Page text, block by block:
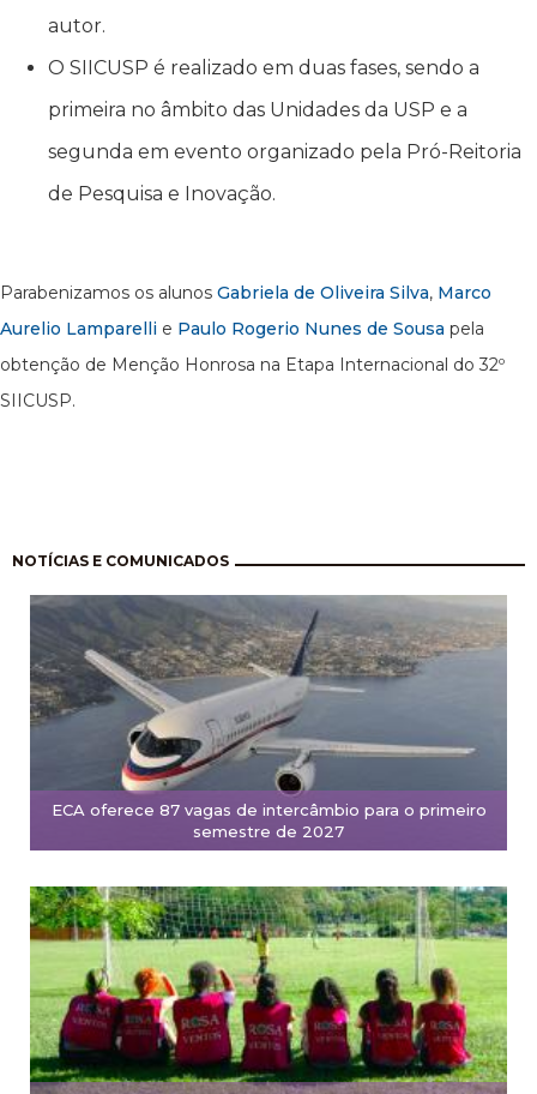
autor.
O SIICUSP é realizado em duas fases, sendo a
primeira no âmbito das Unidades da USP e a
segunda em evento organizado pela Pró-Reitoria
de Pesquisa e Inovação.
Parabenizamos os alunos Gabriela de Oliveira Silva, Marco
Aurelio Lamparelli e Paulo Rogerio Nunes de Sousa pela
obtenção de Menção Honrosa na Etapa Internacional do 32º
SIICUSP.
NOTÍCIAS E COMUNICADOS
ECA oferece 87 vagas de intercâmbio para o primeiro
semestre de 2027
Paginación